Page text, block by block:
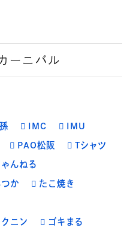
ーニバル
IMC IMU
PAO松阪 Tシャツ
んねる
つか たこ焼き
クニン ゴキまる